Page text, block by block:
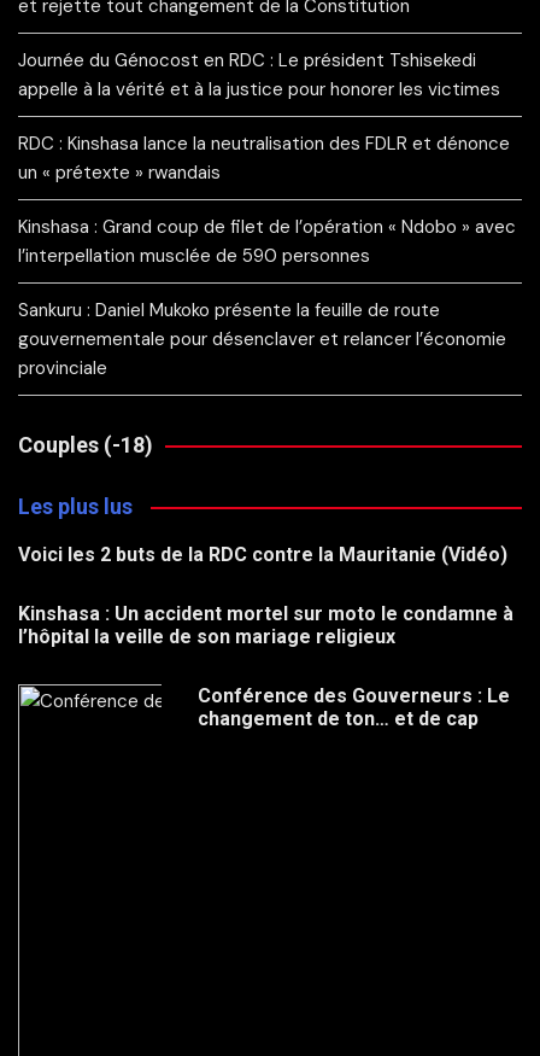
et rejette tout changement de la Constitution
Journée du Génocost en RDC : Le président Tshisekedi
appelle à la vérité et à la justice pour honorer les victimes
RDC : Kinshasa lance la neutralisation des FDLR et dénonce
un « prétexte » rwandais
Kinshasa : Grand coup de filet de l’opération « Ndobo » avec
l’interpellation musclée de 590 personnes
Sankuru : Daniel Mukoko présente la feuille de route
gouvernementale pour désenclaver et relancer l’économie
provinciale
Couples (-18)
Les plus lus
Voici les 2 buts de la RDC contre la Mauritanie (Vidéo)
Kinshasa : Un accident mortel sur moto le condamne à
l’hôpital la veille de son mariage religieux
Conférence des Gouverneurs : Le
changement de ton… et de cap